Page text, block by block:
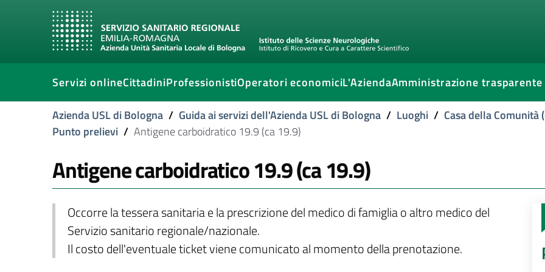
Servizi onlineCittadiniProfessionistiOperatori economiciL'AziendaAmministrazione trasparente
Azienda USL di Bologna / Guida ai servizi dell'Azienda USL di Bologna / Luoghi / Casa della Comunità
Punto prelievi / Antigene carboidratico 19.9 (ca 19.9)
Antigene carboidratico 19.9 (ca 19.9)
Occorre la tessera sanitaria e la prescrizione del medico di famiglia o altro medico del
Servizio sanitario regionale/nazionale.
Il costo dell'eventuale ticket viene comunicato al momento della prenotazione.